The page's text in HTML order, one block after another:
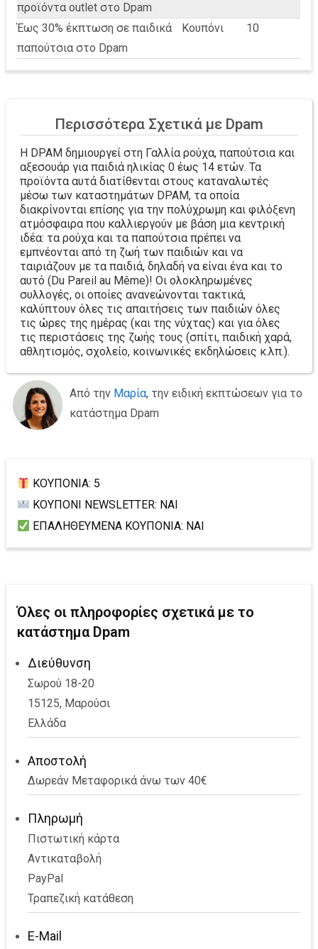
προϊόντα outlet στο Dpam
Έως 30% έκπτωση σε παιδικά
παπούτσια στο Dpam
Κουπόνι 10
Περισσότερα Σχετικά με Dpam
Η DPAM δημιουργεί στη Γαλλία ρούχα, παπούτσια και
αξεσουάρ για παιδιά ηλικίας 0 έως 14 ετών. Τα
προϊόντα αυτά διατίθενται στους καταναλωτές
μέσω των καταστημάτων DPAM, τα οποία
διακρίνονται επίσης για την πολύχρωμη και φιλόξενη
ατμόσφαιρα που καλλιεργούν με βάση μια κεντρική
ιδέα: τα ρούχα και τα παπούτσια πρέπει να
εμπνέονται από τη ζωή των παιδιών και να
ταιριάζουν με τα παιδιά, δηλαδή να είναι ένα και το
αυτό (Du Pareil au Même)! Οι ολοκληρωμένες
συλλογές, οι οποίες ανανεώνονται τακτικά,
καλύπτουν όλες τις απαιτήσεις των παιδιών όλες
τις ώρες της ημέρας (και της νύχτας) και για όλες
τις περιστάσεις της ζωής τους (σπίτι, παιδική χαρά,
αθλητισμός, σχολείο, κοινωνικές εκδηλώσεις κ.λπ.).
Από την Μαρία, την ειδική εκπτώσεων για το
κατάστημα Dpam
ΚΟΥΠΟΝΙΑ: 5
ΚΟΥΠΟΝΙ NEWSLETTER: ΝΑΙ
ΕΠΑΛΗΘΕΥΜΕΝΑ ΚΟΥΠΟΝΙΑ: ΝΑΙ
Όλες οι πληροφορίες σχετικά με το
κατάστημα Dpam
Διεύθυνση
Σωρού 18-20
15125, Μαρούσι
Ελλάδα
Αποστολή
Δωρεάν Μεταφορικά άνω των 40€
Πληρωμή
Πιστωτική κάρτα
Αντικαταβολή
PayPal
Τραπεζική κατάθεση
E-Mail